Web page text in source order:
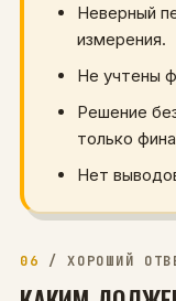
Неверный
измерения.
Не учтены
Решение
только
Нет
06 /ХОРОШИЙ